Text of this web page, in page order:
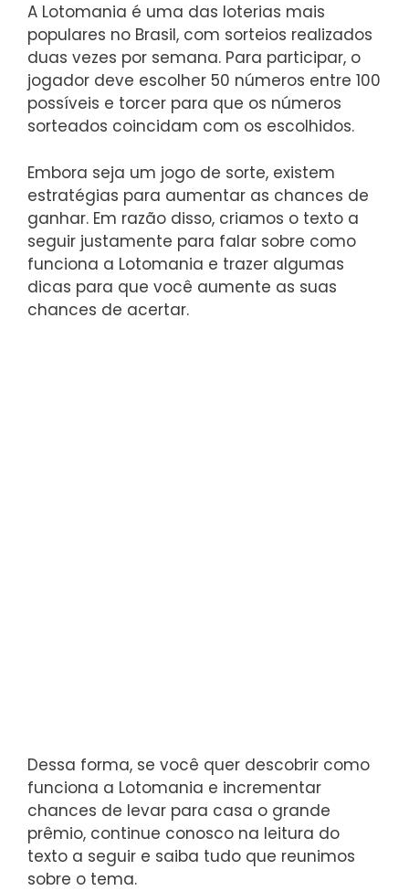
A Lotomania é uma das loterias mais
populares no Brasil, com sorteios realizados
duas vezes por semana. Para participar, o
jogador deve escolher 50 números entre 100
possíveis e torcer para que os números
sorteados coincidam com os escolhidos.
Embora seja um jogo de sorte, existem
estratégias para aumentar as chances de
ganhar. Em razão disso, criamos o texto a
seguir justamente para falar sobre como
funciona a Lotomania e trazer algumas
dicas para que você aumente as suas
chances de acertar.
Dessa forma, se você quer descobrir como
funciona a Lotomania e incrementar
chances de levar para casa o grande
prêmio, continue conosco na leitura do
texto a seguir e saiba tudo que reunimos
sobre o tema.